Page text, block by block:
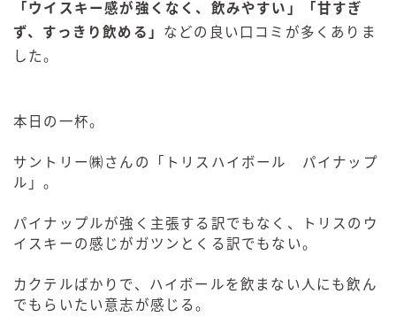
「ウイスキー感が強くなく、飲みやすい」「甘すぎ
ず、すっきり飲める」 などの良い口コミが多くありま
した。
本日の一杯。
サントリー㈱さんの「トリスハイボール パイナップ
ル」。
パイナップルが強く主張する訳でもなく、トリスのウ
イスキーの感じがガツンとくる訳でもない。
カクテルばかりで、ハイボールを飲まない人にも飲ん
でもらいたい意志が感じる。